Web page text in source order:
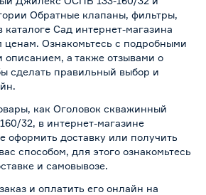
Обратные клапаны, фильтры,
Сад интернет-магазина
ценам. Ознакомьтесь с подробными
описанием, а также отзывами о
сделать правильный выбор и
как Оголовок скважинный
32, в интернет-магазине
оформить доставку или получить
способом, для этого ознакомьтесь
и самовывозе.
и оплатить его онлайн на